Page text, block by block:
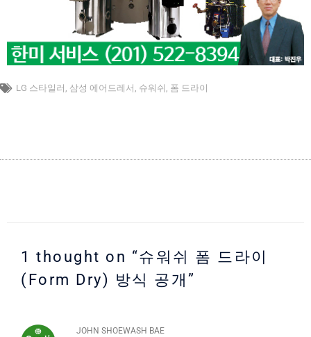
LG 스타일러 , 삼성 에어드레서 , 슈워쉬 , 폼 드라이
1 thought on “슈워쉬 폼 드라이
(Form Dry) 방식 공개”
JOHN SHOEWASH BAE